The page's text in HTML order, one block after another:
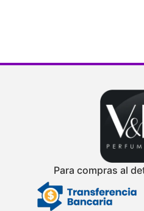
Para compras al